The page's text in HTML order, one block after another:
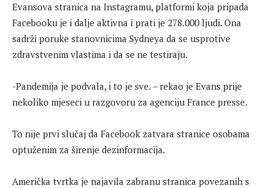
Evansova stranica na Instagramu, platformi koja pripada
Facebooku je i dalje aktivna i prati je 278.000 ljudi. Ona
sadrži poruke stanovnicima Sydneya da se usprotive
zdravstvenim vlastima i da se ne testiraju.
-Pandemija je podvala, i to je sve. – rekao je Evans prije
nekoliko mjeseci u razgovoru za agenciju France presse.
To nije prvi slučaj da Facebook zatvara stranice osobama
optuženim za širenje dezinformacija.
Američka tvrtka je najavila zabranu stranica povezanih s